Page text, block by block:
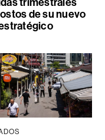
de su nuevo